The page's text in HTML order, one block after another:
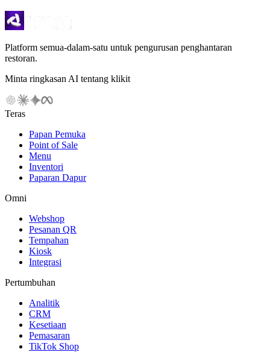
Platform semua-dalam-satu untuk pengurusan penghantaran
restoran.
Minta ringkasan AI tentang klikit
Teras
Papan Pemuka
Point of Sale
Menu
Inventori
Paparan Dapur
Omni
Webshop
Pesanan QR
Tempahan
Kiosk
Integrasi
Pertumbuhan
Analitik
CRM
Kesetiaan
Pemasaran
TikTok Shop